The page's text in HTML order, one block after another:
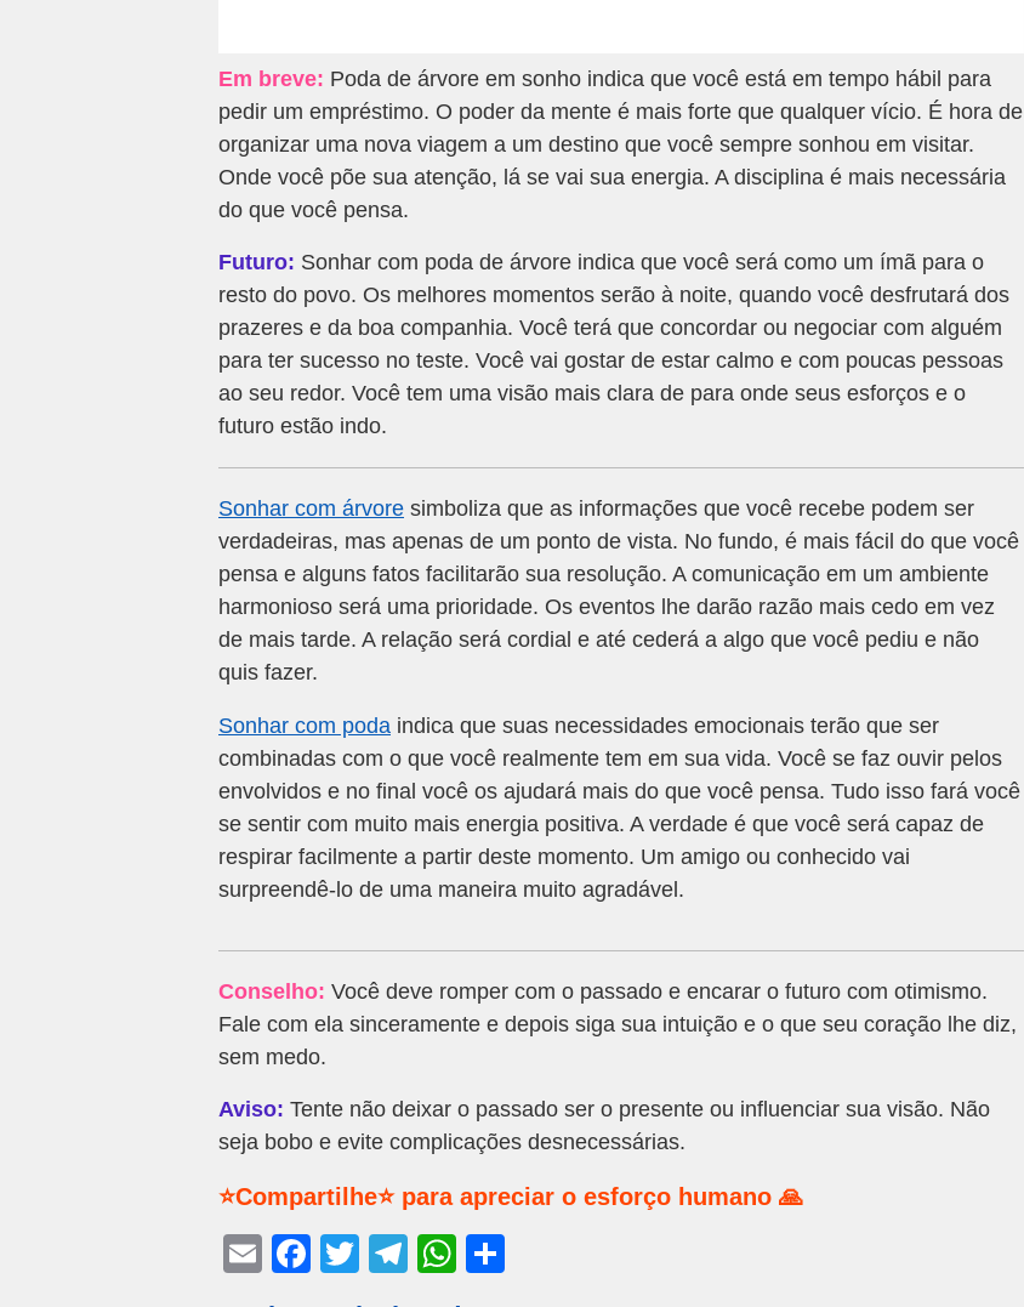
Em breve: Poda de árvore em sonho indica que você está em tempo hábil para
pedir um empréstimo. O poder da mente é mais forte que qualquer vício. É hora de
organizar uma nova viagem a um destino que você sempre sonhou em visitar.
Onde você põe sua atenção, lá se vai sua energia. A disciplina é mais necessária
do que você pensa.
Futuro: Sonhar com poda de árvore indica que você será como um ímã para o
resto do povo. Os melhores momentos serão à noite, quando você desfrutará dos
prazeres e da boa companhia. Você terá que concordar ou negociar com alguém
para ter sucesso no teste. Você vai gostar de estar calmo e com poucas pessoas
ao seu redor. Você tem uma visão mais clara de para onde seus esforços e o
futuro estão indo.
Sonhar com árvore simboliza que as informações que você recebe podem ser
verdadeiras, mas apenas de um ponto de vista. No fundo, é mais fácil do que você
pensa e alguns fatos facilitarão sua resolução. A comunicação em um ambiente
harmonioso será uma prioridade. Os eventos lhe darão razão mais cedo em vez
de mais tarde. A relação será cordial e até cederá a algo que você pediu e não
quis fazer.
Sonhar com poda indica que suas necessidades emocionais terão que ser
combinadas com o que você realmente tem em sua vida. Você se faz ouvir pelos
envolvidos e no final você os ajudará mais do que você pensa. Tudo isso fará você
se sentir com muito mais energia positiva. A verdade é que você será capaz de
respirar facilmente a partir deste momento. Um amigo ou conhecido vai
surpreendê-lo de uma maneira muito agradável.
Conselho: Você deve romper com o passado e encarar o futuro com otimismo.
Fale com ela sinceramente e depois siga sua intuição e o que seu coração lhe diz,
sem medo.
Aviso: Tente não deixar o passado ser o presente ou influenciar sua visão. Não
seja bobo e evite complicações desnecessárias.
⭐Compartilhe⭐ para apreciar o esforço humano 🙏
E
F
T
T
W